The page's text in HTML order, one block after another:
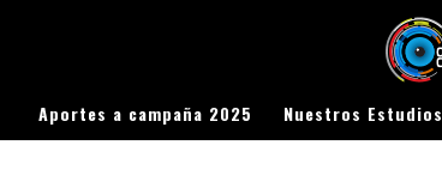
Aportes a campaña 2025 Nuestros Estudios